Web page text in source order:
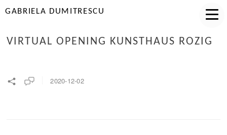
GABRIELA DUMITRESCU
VIRTUAL OPENING KUNSTHAUS ROZIG
2020-12-02